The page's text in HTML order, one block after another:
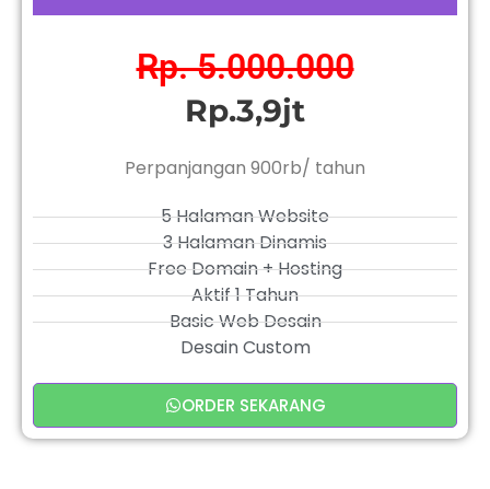
Rp. 5.000.000
Rp.3,9jt
Perpanjangan 900rb/ tahun
5 Halaman Website
3 Halaman Dinamis
Free Domain + Hosting
Aktif 1 Tahun
Basic Web Desain
Desain Custom
ORDER SEKARANG